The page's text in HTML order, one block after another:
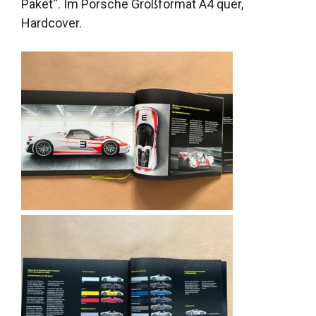
Paket“. Im Porsche Großformat A4 quer,
Hardcover.